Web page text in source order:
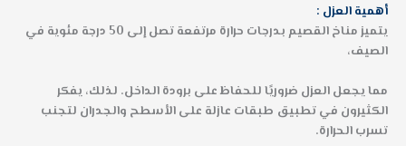
أهمية العزل :
يتميز مناخ القصيم بدرجات حرارة مرتفعة تصل إلى 50 درجة مئوية في
الصيف،
مما يجعل العزل ضروريًا للحفاظ على برودة الداخل. لذلك، يفكر
الكثيرون في تطبيق طبقات عازلة على الأسطح والجدران لتجنب
تسرب الحرارة.